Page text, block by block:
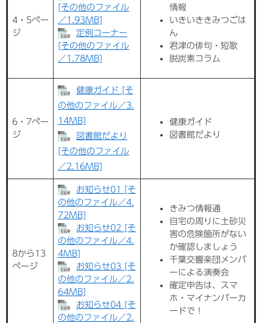
4・5ペー
ジ
[その他のファイル
／1.93MB]
定例コーナー
[その他のファイル
／1.78MB]
情報​
いきいききみつごは
ん
君津の俳句・短歌
脱炭素コラム
6・7ペー
ジ
健康ガイド [そ
の他のファイル／3.
14MB]
図書館だより
[その他のファイル
／2.16MB]
健康ガイド
図書館だより
8から13
ページ
お知らせ01 [そ
の他のファイル／4.
72MB]
お知らせ02 [そ
の他のファイル／4.
4MB]
お知らせ03 [そ
の他のファイル／2.
64MB]
お知らせ04 [そ
の他のファイル／2.
きみつ情報通
自宅の周りに土砂災
害の危険箇所がない
か確認しましょう
千葉交響楽団メンバ
ーによる演奏会
確定申告は、スマ
ホ・マイナンバーカ
ードで！